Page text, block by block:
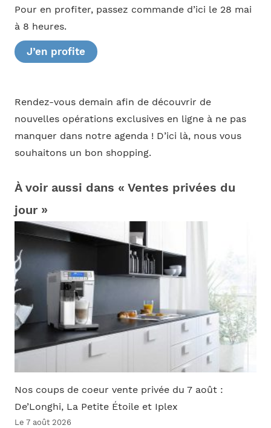
Pour en profiter, passez commande d’ici le 28 mai
à 8 heures.
J’en profite
Rendez-vous demain afin de découvrir de
nouvelles opérations exclusives en ligne à ne pas
manquer dans notre agenda ! D’ici là, nous vous
souhaitons un bon shopping.
À voir aussi dans « Ventes privées du
jour »
Nos coups de coeur vente privée du 7 août :
De’Longhi, La Petite Étoile et Iplex
Le 7 août 2026